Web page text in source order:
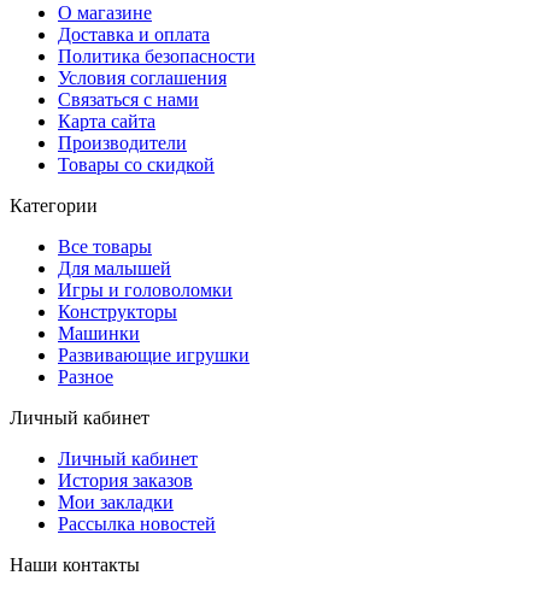
О магазине
Доставка и оплата
Политика безопасности
Условия соглашения
Связаться с нами
Карта сайта
Производители
Товары со скидкой
Категории
Все товары
Для малышей
Игры и головоломки
Конструкторы
Машинки
Развивающие игрушки
Разное
Личный кабинет
Личный кабинет
История заказов
Мои закладки
Рассылка новостей
Наши контакты